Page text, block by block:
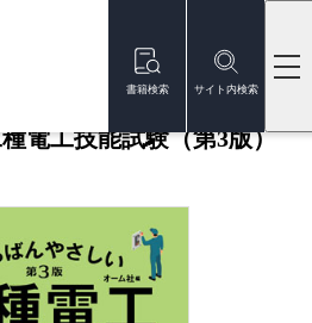
書籍検索 サイト内検索
電工技能試験（第3版）